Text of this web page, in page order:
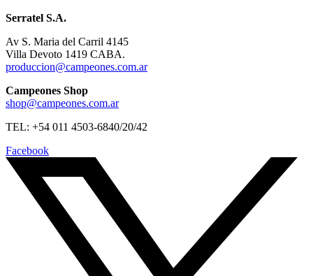
Serratel S.A.
Av S. Maria del Carril 4145
Villa Devoto 1419 CABA.
produccion@campeones.com.ar
Campeones Shop
shop@campeones.com.ar
TEL: +54 011 4503-6840/20/42
Facebook